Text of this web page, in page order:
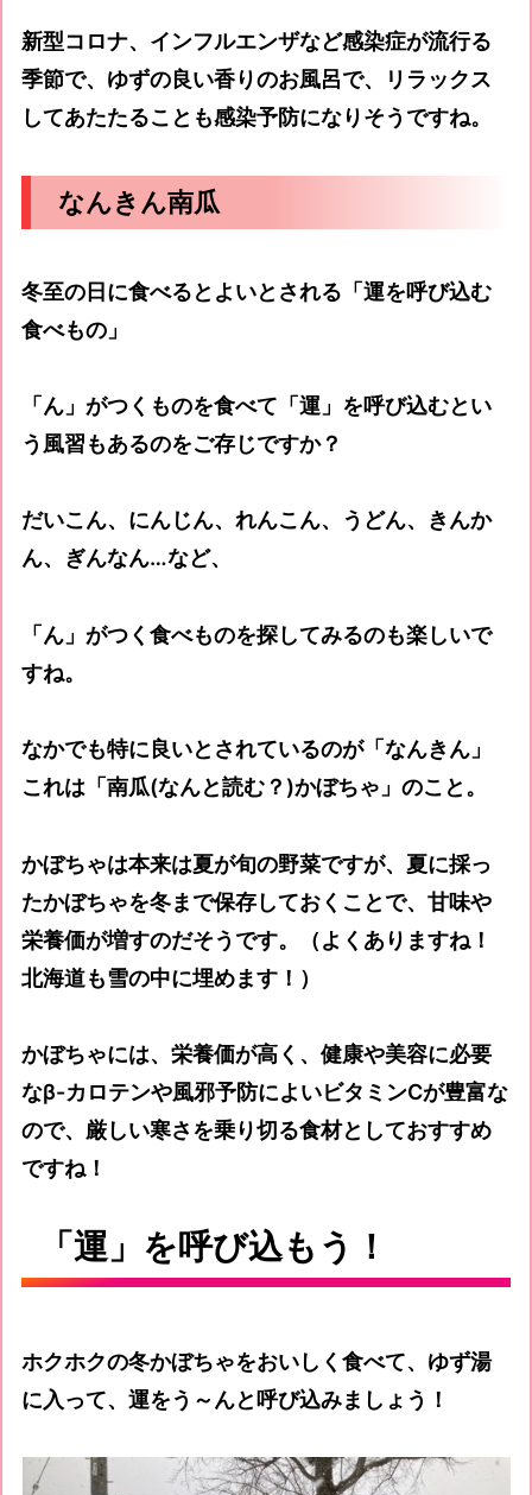
新型コロナ、インフルエンザなど感染症が流行る
季節で、ゆずの良い香りのお風呂で、リラックス
してあたたることも感染予防になりそうですね。
なんきん南瓜
冬至の日に食べるとよいとされる「運を呼び込む
食べもの」
「ん」がつくものを食べて「運」を呼び込むとい
う風習もあるのをご存じですか？
だいこん、にんじん、れんこん、うどん、きんか
ん、ぎんなん…など、
「ん」がつく食べものを探してみるのも楽しいで
すね。
なかでも特に良いとされているのが「なんきん」
これは「南瓜(なんと読む？)かぼちゃ」のこと。
かぼちゃは本来は夏が旬の野菜ですが、夏に採っ
たかぼちゃを冬まで保存しておくことで、甘味や
栄養価が増すのだそうです。（よくありますね！
北海道も雪の中に埋めます！）
かぼちゃには、栄養価が高く、健康や美容に必要
なβ-カロテンや風邪予防によいビタミンCが豊富な
ので、厳しい寒さを乗り切る食材としておすすめ
ですね！
「運」を呼び込もう！
ホクホクの冬かぼちゃをおいしく食べて、ゆず湯
に入って、運をう～んと呼び込みましょう！